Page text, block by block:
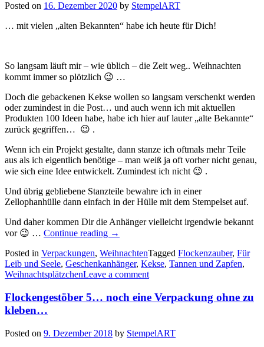
Posted on 16. Dezember 2020 by StempelART
… mit vielen „alten Bekannten“ habe ich heute für Dich!
So langsam läuft mir – wie üblich – die Zeit weg.. Weihnachten
kommt immer so plötzlich 😉 …
Doch die gebackenen Kekse wollen so langsam verschenkt werden
oder zumindest in die Post… und auch wenn ich mit aktuellen
Produkten 100 Ideen habe, habe ich hier auf lauter „alte Bekannte“
zurück gegriffen… 😉 .
Wenn ich ein Projekt gestalte, dann stanze ich oftmals mehr Teile
aus als ich eigentlich benötige – man weiß ja oft vorher nicht genau,
wie sich eine Idee entwickelt. Zumindest ich nicht 😉 .
Und übrig gebliebene Stanzteile bewahre ich in einer
Zellophanhülle dann einfach in der Hülle mit dem Stempelset auf.
Und daher kommen Dir die Anhänger vielleicht irgendwie bekannt
vor 😉 … Continue reading
„Ein
weihnachtliche
Geschenkanhänger…“
→
Posted in Verpackungen, WeihnachtenTagged Flockenzauber, Für
Leib und Seele, Geschenkanhänger, Kekse, Tannen und Zapfen,
WeihnachtsplätzchenLeave a comment
Flockengestöber 5… noch eine Verpackung ohne zu
kleben…
Posted on 9. Dezember 2018 by StempelART